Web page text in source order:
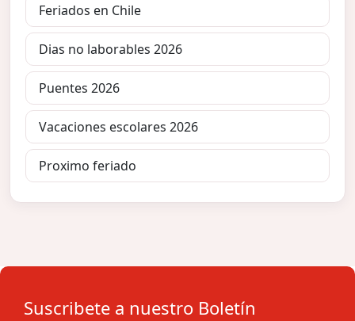
Feriados en Chile
Dias no laborables 2026
Puentes 2026
Vacaciones escolares 2026
Proximo feriado
Suscribete a nuestro Boletín